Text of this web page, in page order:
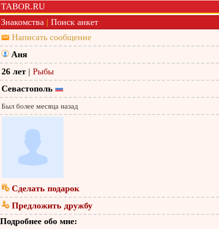
TABOR.RU
Знакомства | Поиск анкет
Написать сообщение
Аня
26 лет | Рыбы
Севастополь
Был более месяца назад
Сделать подарок
Предложить дружбу
Подробнее обо мне: